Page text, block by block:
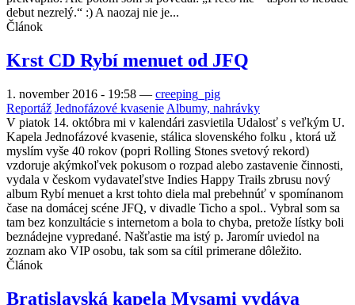
debut nezrelý.“ :) A naozaj nie je...
Článok
Krst CD Rybí menuet od JFQ
1. november 2016 - 19:58 — creeping_pig
Reportáž Jednofázové kvasenie Albumy, nahrávky
V piatok 14. októbra mi v kalendári zasvietila Udalosť s veľkým U.
Kapela Jednofázové kvasenie, stálica slovenského folku , ktorá už
myslím vyše 40 rokov (popri Rolling Stones svetový rekord)
vzdoruje akýmkoľvek pokusom o rozpad alebo zastavenie činnosti,
vydala v českom vydavateľstve Indies Happy Trails zbrusu nový
album Rybí menuet a krst tohto diela mal prebehnúť v spomínanom
čase na domácej scéne JFQ, v divadle Ticho a spol.. Vybral som sa
tam bez konzultácie s internetom a bola to chyba, pretože lístky boli
beznádejne vypredané. Našťastie ma istý p. Jaromír uviedol na
zoznam ako VIP osobu, tak som sa cítil primerane dôležito.
Článok
Bratislavská kapela Mysami vydáva